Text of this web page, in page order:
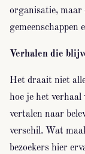
organisatie, maar
gemeenschappen
Verhalen die
Het draait niet
hoe je het
vertalen naar
verschil. Wat
bezoekers hier